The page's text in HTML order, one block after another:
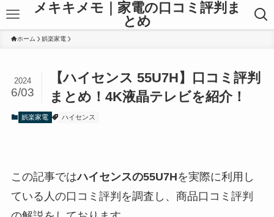
メキキメモ｜家電の口コミ評判ま
とめ
ホーム 娯楽家電
【ハイセンス 55U7H】口コミ評判
まとめ！4K液晶テレビを紹介！
2024
6/03
娯楽家電 ハイセンス
この記事ではハイセンスの55U7Hを実際に利用し
ている人の口コミ評判を調査し、商品口コミ評判